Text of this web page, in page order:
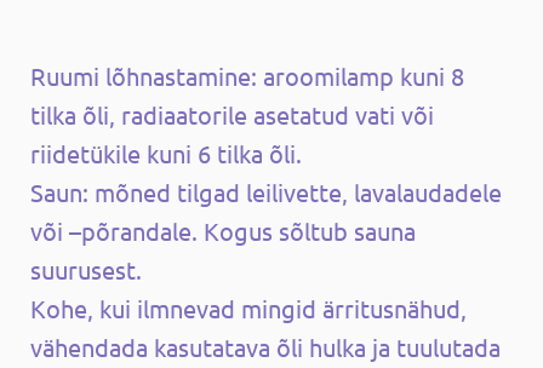
Ruumi lõhnastamine: aroomilamp kuni 8
tilka õli, radiaatorile asetatud vati või
riidetükile kuni 6 tilka õli.
Saun: mõned tilgad leilivette, lavalaudadele
või –põrandale. Kogus sõltub sauna
suurusest.
Kohe, kui ilmnevad mingid ärritusnähud,
vähendada kasutatava õli hulka ja tuulutada